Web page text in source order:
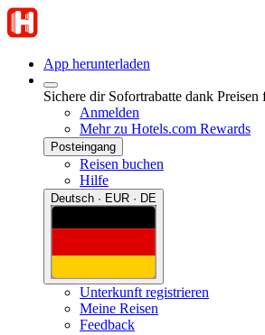
App herunterladen
Sichere dir Sofortrabatte dank
Anmelden
Mehr zu Hotels.com Rewards
Posteingang
Reisen buchen
Hilfe
Deutsch · EUR · DE
Unterkunft registrieren
Meine Reisen
Feedback